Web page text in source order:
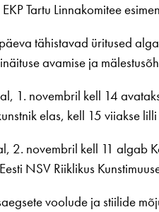
Tartu Linnakomitee
tähistavad üritused
avamise ja
1. novembril kell 14
elas, kell 15 viiakse
2. novembril kell 11 algab
NSV Riiklikus
voolude ja stiilide